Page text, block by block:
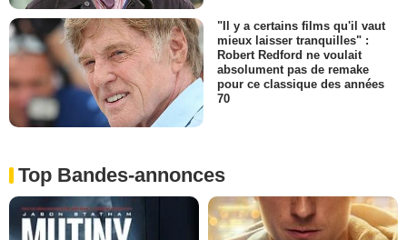
"Il y a certains films qu'il vaut
mieux laisser tranquilles" :
Robert Redford ne voulait
absolument pas de remake
pour ce classique des années
70
Top Bandes-annonces